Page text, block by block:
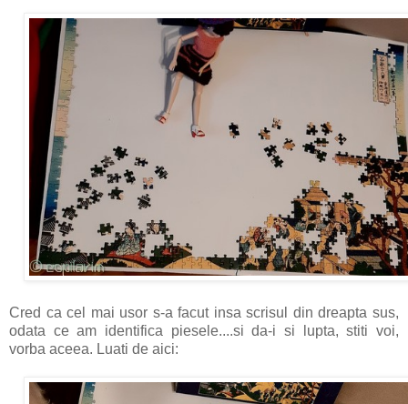
Cred ca cel mai usor s-a facut insa scrisul din dreapta sus,
odata ce am identifica piesele....si da-i si lupta, stiti voi,
vorba aceea. Luati de aici: